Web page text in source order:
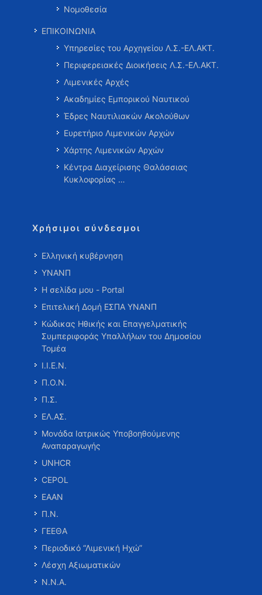
Νομοθεσία
ΕΠΙΚΟΙΝΩΝΙΑ
Υπηρεσίες του Αρχηγείου Λ.Σ.-ΕΛ.ΑΚΤ.
Περιφερειακές Διοικήσεις Λ.Σ.-ΕΛ.ΑΚΤ.
Λιμενικές Αρχές
Ακαδημίες Εμπορικού Ναυτικού
Έδρες Ναυτιλιακών Ακολούθων
Ευρετήριο Λιμενικών Αρχών
Χάρτης Λιμενικών Αρχών
Κέντρα Διαχείρισης Θαλάσσιας
Κυκλοφορίας …
Χρήσιμοι σύνδεσμοι
Ελληνική κυβέρνηση
ΥΝΑΝΠ
Η σελίδα μου - Portal
Επιτελική Δομή ΕΣΠΑ ΥΝΑΝΠ
Κώδικας Ηθικής και Επαγγελματικής
Συμπεριφοράς Υπαλλήλων του Δημοσίου
Τομέα
Ι.Ι.Ε.Ν.
Π.Ο.Ν.
Π.Σ.
ΕΛ.ΑΣ.
Μονάδα Ιατρικώς Υποβοηθούμενης
Αναπαραγωγής
UNHCR
CEPOL
ΕΑΑΝ
Π.Ν.
ΓΕΕΘΑ
Περιοδικό “Λιμενική Ηχώ”
Λέσχη Αξιωματικών
Ν.Ν.Α.